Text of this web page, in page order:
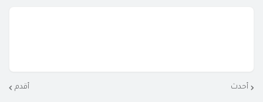
أحدث أقدم